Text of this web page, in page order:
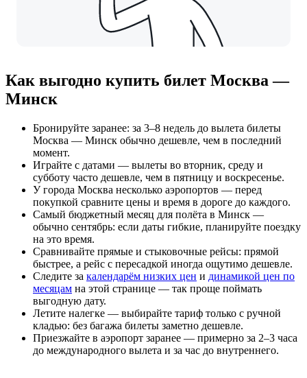
Как выгодно купить билет Москва —
Минск
Бронируйте заранее: за 3–8 недель до вылета билеты
Москва — Минск обычно дешевле, чем в последний
момент.
Играйте с датами — вылеты во вторник, среду и
субботу часто дешевле, чем в пятницу и воскресенье.
У города Москва несколько аэропортов — перед
покупкой сравните цены и время в дороге до каждого.
Самый бюджетный месяц для полёта в Минск —
обычно сентябрь: если даты гибкие, планируйте поездку
на это время.
Сравнивайте прямые и стыковочные рейсы: прямой
быстрее, а рейс с пересадкой иногда ощутимо дешевле.
Следите за календарём низких цен и динамикой цен по
месяцам на этой странице — так проще поймать
выгодную дату.
Летите налегке — выбирайте тариф только с ручной
кладью: без багажа билеты заметно дешевле.
Приезжайте в аэропорт заранее — примерно за 2–3 часа
до международного вылета и за час до внутреннего.